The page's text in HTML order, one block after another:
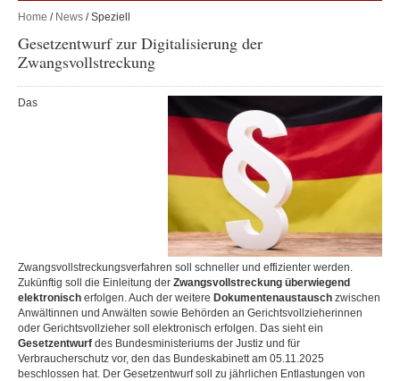
Home / News / Speziell
Gesetzentwurf zur Digitalisierung der
Zwangsvollstreckung
Das
Zwangsvollstreckungsverfahren soll schneller und effizienter werden.
Zukünftig soll die Einleitung der Zwangsvollstreckung überwiegend
elektronisch erfolgen. Auch der weitere Dokumentenaustausch zwischen
Anwältinnen und Anwälten sowie Behörden an Gerichtsvollzieherinnen
oder Gerichtsvollzieher soll elektronisch erfolgen. Das sieht ein
Gesetzentwurf des Bundesministeriums der Justiz und für
Verbraucherschutz vor, den das Bundeskabinett am 05.11.2025
beschlossen hat. Der Gesetzentwurf soll zu jährlichen Entlastungen von